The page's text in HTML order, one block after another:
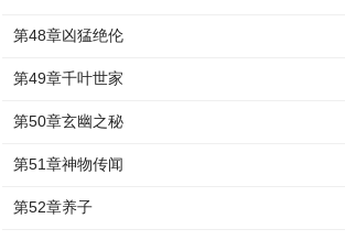
第48章凶猛绝伦
第49章千叶世家
第50章玄幽之秘
第51章神物传闻
第52章养子